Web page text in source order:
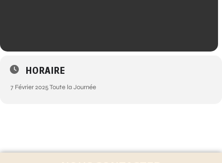
HORAIRE
7 Février 2025 Toute la Journée